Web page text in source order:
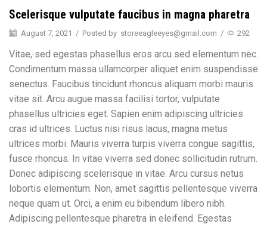
Scelerisque vulputate faucibus in magna pharetra
August 7, 2021 / Posted by storeeagleeyes@gmail.com / 292
Vitae, sed egestas phasellus eros arcu sed elementum nec.
Condimentum massa ullamcorper aliquet enim suspendisse
senectus. Faucibus tincidunt rhoncus aliquam morbi mauris
vitae sit. Arcu augue massa facilisi tortor, vulputate
phasellus ultricies eget. Sapien enim adipiscing ultricies
cras id ultrices. Luctus nisi risus lacus, magna metus
ultrices morbi. Mauris viverra turpis viverra congue sagittis,
fusce rhoncus. In vitae viverra sed donec sollicitudin rutrum.
Donec adipiscing scelerisque in vitae. Arcu cursus netus
lobortis elementum. Non, amet sagittis pellentesque viverra
neque quam ut. Orci, a enim eu bibendum libero nibh.
Adipiscing pellentesque pharetra in eleifend. Egestas